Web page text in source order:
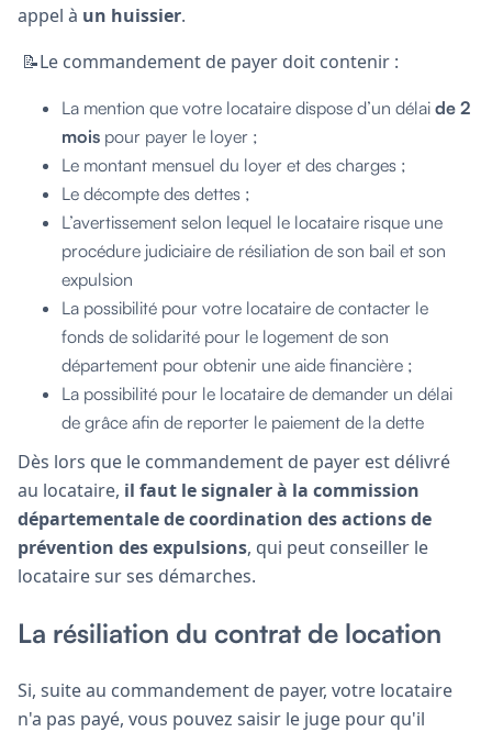
appel à un huissier.
📝Le commandement de payer doit contenir :
La mention que votre locataire dispose d’un délai de 2
mois pour payer le loyer ;
Le montant mensuel du loyer et des charges ;
Le décompte des dettes ;
L’avertissement selon lequel le locataire risque une
procédure judiciaire de résiliation de son bail et son
expulsion
La possibilité pour votre locataire de contacter le
fonds de solidarité pour le logement de son
département pour obtenir une aide financière ;
La possibilité pour le locataire de demander un délai
de grâce afin de reporter le paiement de la dette
Dès lors que le commandement de payer est délivré
au locataire, il faut le signaler à la commission
départementale de coordination des actions de
prévention des expulsions, qui peut conseiller le
locataire sur ses démarches.
La résiliation du contrat de location
Si, suite au commandement de payer, votre locataire
n'a pas payé, vous pouvez saisir le juge pour qu'il